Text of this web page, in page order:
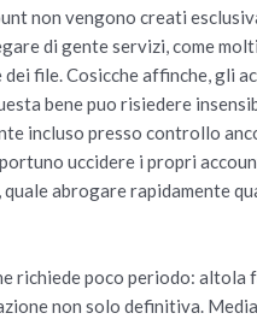
non vengono creati
di gente servizi, come
file. Cosicche affinche, gli
bene puo risiedere
incluso presso controllo
uccidere i propri
abrogare rapidamente
richiede poco periodo: altola
non solo definitiva.